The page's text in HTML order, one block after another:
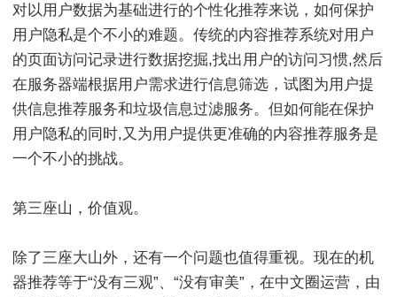
对以用户数据为基础进行的个性化推荐来说，如何保护
用户隐私是个不小的难题。传统的内容推荐系统对用户
的页面访问记录进行数据挖掘,找出用户的访问习惯,然后
在服务器端根据用户需求进行信息筛选，试图为用户提
供信息推荐服务和垃圾信息过滤服务。但如何能在保护
用户隐私的同时,又为用户提供更准确的内容推荐服务是
一个不小的挑战。
第三座山，价值观。
除了三座大山外，还有一个问题也值得重视。现在的机
器推荐等于“没有三观”、“没有审美”，在中文圈运营，由